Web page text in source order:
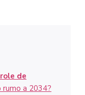
de
rumo a 2034?